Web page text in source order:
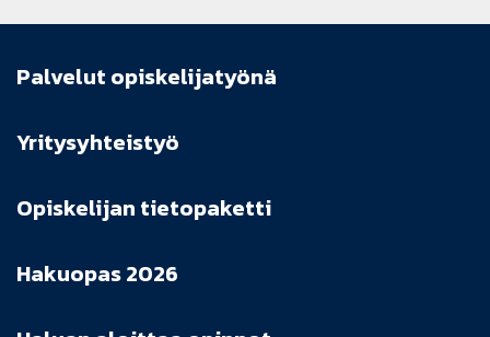
Palvelut opiskelijatyönä
Yritysyhteistyö
Opiskelijan tietopaketti
Hakuopas 2026